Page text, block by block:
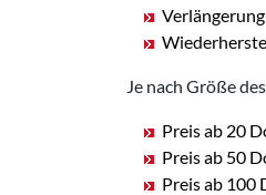
Je nach Größe
Preis ab 20
Preis ab 50
Preis ab 100